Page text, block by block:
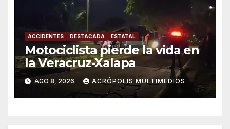
ACCIDENTES DESTACADA ESTATAL
Motociclista pierde la vida en
la Veracruz-Xalapa
AGO 8, 2026 ACRÓPOLIS MULTIMEDIOS